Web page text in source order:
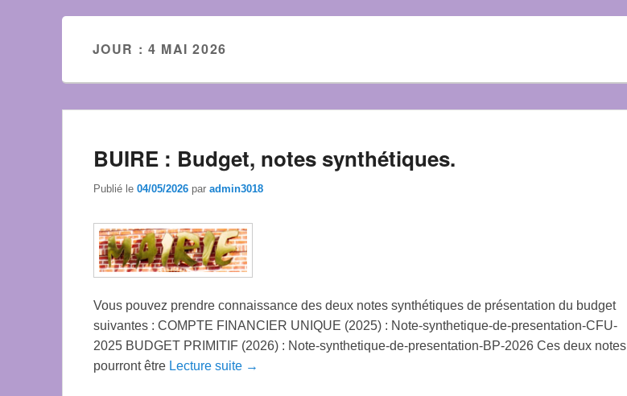
JOUR : 4 MAI 2026
BUIRE : Budget, notes synthétiques.
Publié le 04/05/2026 par admin3018
Vous pouvez prendre connaissance des deux notes synthétiques de présentation du budget
suivantes : COMPTE FINANCIER UNIQUE (2025) : Note-synthetique-de-presentation-CFU-
2025 BUDGET PRIMITIF (2026) : Note-synthetique-de-presentation-BP-2026 Ces deux notes
pourront être Lecture suite →